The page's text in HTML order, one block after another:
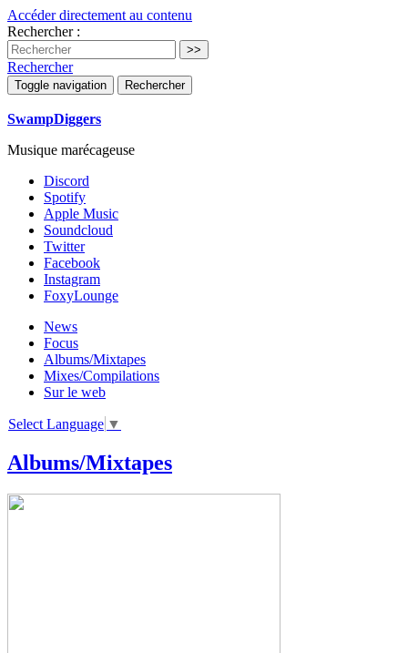
Accéder directement au contenu
Rechercher :
Rechercher
Toggle navigation Rechercher
SwampDiggers
Musique marécageuse
Discord
Spotify
Apple Music
Soundcloud
Twitter
Facebook
Instagram
FoxyLounge
News
Focus
Albums/Mixtapes
Mixes/Compilations
Sur le web
Select Language ▼
Albums/Mixtapes